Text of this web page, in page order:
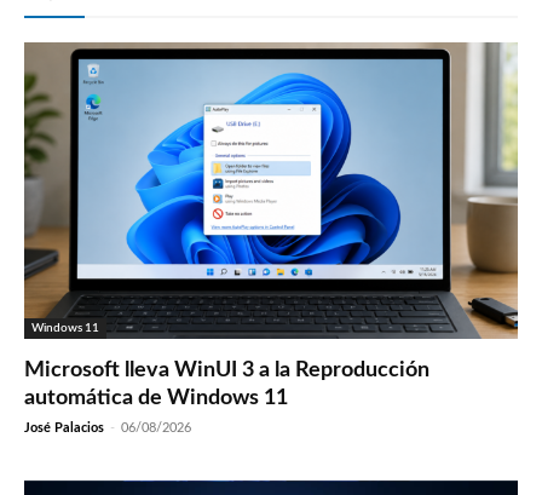
Windows 11
Microsoft lleva WinUI 3 a la Reproducción
automática de Windows 11
José Palacios - 06/08/2026